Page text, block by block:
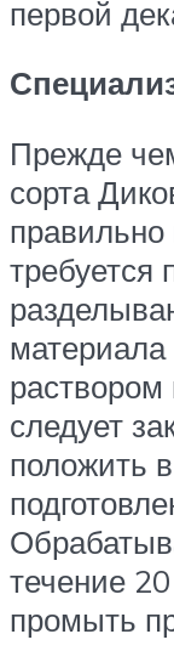
первой
Прежде
сорта
правильно
требуется
следует
положить
течение
промыть